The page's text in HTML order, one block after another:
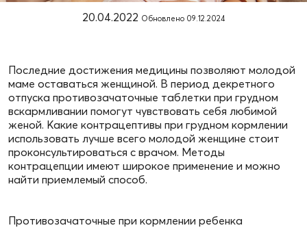
20.04.2022 Обновлено 09.12.2024
Последние достижения медицины позволяют молодой
маме оставаться женщиной. В период декретного
отпуска противозачаточные таблетки при грудном
вскармливании помогут чувствовать себя любимой
женой. Какие контрацептивы при грудном кормлении
использовать лучше всего молодой женщине стоит
проконсультироваться с врачом. Методы
контрацепции имеют широкое применение и можно
найти приемлемый способ.
Противозачаточные при кормлении ребенка